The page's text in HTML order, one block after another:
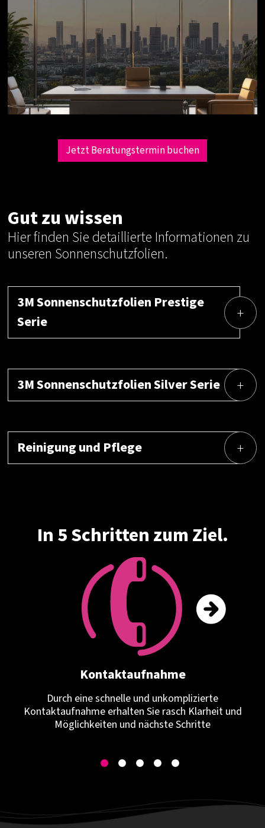
Jetzt Beratungstermin buchen
Gut zu wissen
Hier finden Sie detaillierte Informationen zu
unseren Sonnenschutzfolien.
3M Sonnenschutzfolien Prestige
Serie
3M Sonnenschutzfolien Silver Serie
Reinigung und Pflege
In 5 Schritten zum Ziel.
Kontaktaufnahme
Durch eine schnelle und unkomplizierte
Kontaktaufnahme erhalten Sie rasch Klarheit und
Möglichkeiten und nächste Schritte
1 2 3 4 5